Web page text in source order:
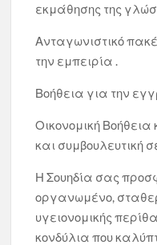
εκμάθησης της
Ανταγωνιστικό
την εμπειρία .
Βοήθεια για την
Οικονομική
και συμβουλευτική
Η Σουηδία σας
οργανωμένο,
υγειονομικής
κονδύλια που